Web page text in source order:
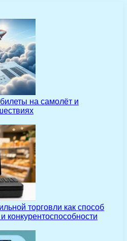
на самолёт и
торговли как способ